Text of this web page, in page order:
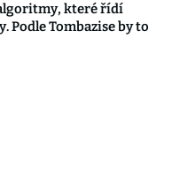
které řídí
Podle Tombazise by to